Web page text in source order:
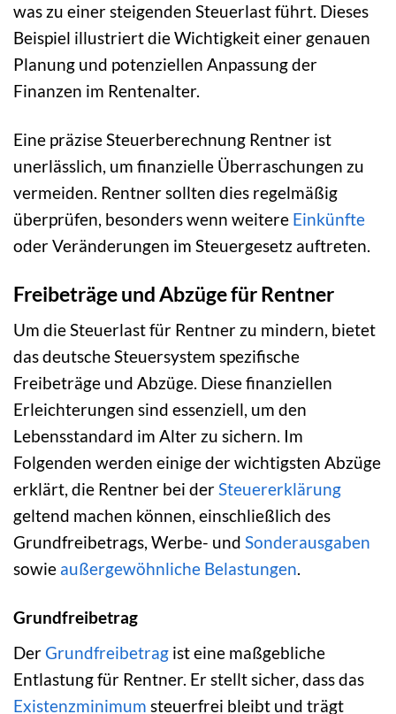
was zu einer steigenden Steuerlast führt. Dieses
Beispiel illustriert die Wichtigkeit einer genauen
Planung und potenziellen Anpassung der
Finanzen im Rentenalter.
Eine präzise Steuerberechnung Rentner ist
unerlässlich, um finanzielle Überraschungen zu
vermeiden. Rentner sollten dies regelmäßig
überprüfen, besonders wenn weitere Einkünfte
oder Veränderungen im Steuergesetz auftreten.
Freibeträge und Abzüge für Rentner
Um die Steuerlast für Rentner zu mindern, bietet
das deutsche Steuersystem spezifische
Freibeträge und Abzüge. Diese finanziellen
Erleichterungen sind essenziell, um den
Lebensstandard im Alter zu sichern. Im
Folgenden werden einige der wichtigsten Abzüge
erklärt, die Rentner bei derSteuererklärung
geltend machen können, einschließlich des
Grundfreibetrags, Werbe- und Sonderausgaben
sowie außergewöhnliche Belastungen.
Grundfreibetrag
DerGrundfreibetrag ist eine maßgebliche
Entlastung für Rentner. Er stellt sicher, dass das
Existenzminimum steuerfrei bleibt und trägt